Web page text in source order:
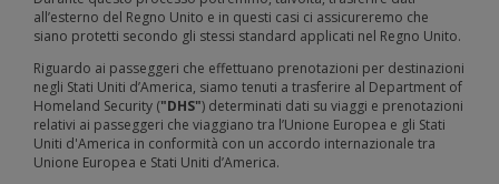
all’esterno del Regno Unito e in questi casi ci assicureremo che
siano protetti secondo gli stessi standard applicati nel Regno Unito.
Riguardo ai passeggeri che effettuano prenotazioni per destinazioni
negli Stati Uniti d’America, siamo tenuti a trasferire al Department of
Homeland Security ("DHS") determinati dati su viaggi e prenotazioni
relativi ai passeggeri che viaggiano tra l’Unione Europea e gli Stati
Uniti d'America in conformità con un accordo internazionale tra
Unione Europea e Stati Uniti d’America.